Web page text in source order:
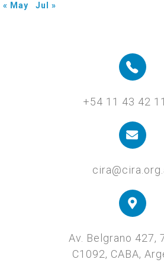
« May
Jul »
+54 11 43 42
Av. Belgrano 427,
C1092, CABA,